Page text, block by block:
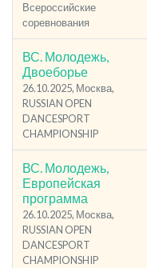
Всероссийские
соревнования
ВС. Молодежь,
Двоеборье
26.10.2025, Москва,
RUSSIAN OPEN
DANCESPORT
CHAMPIONSHIP
ВС. Молодежь,
Европейская
программа
26.10.2025, Москва,
RUSSIAN OPEN
DANCESPORT
CHAMPIONSHIP